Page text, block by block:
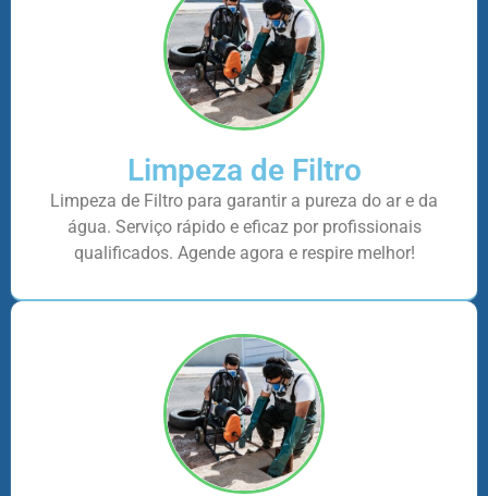
Limpeza de Filtro
Limpeza de Filtro para garantir a pureza do ar e da
água. Serviço rápido e eficaz por profissionais
qualificados. Agende agora e respire melhor!